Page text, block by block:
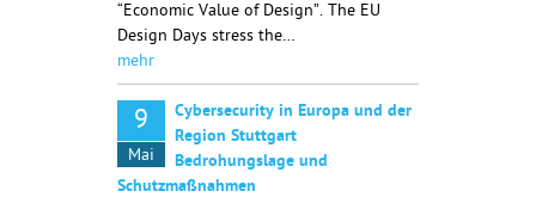
“Economic Value of Design”. The EU
Design Days stress the…
mehr
9
Mai
Cybersecurity in Europa und der
Region Stuttgart
Bedrohungslage und
Schutzmaßnahmen